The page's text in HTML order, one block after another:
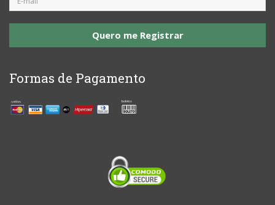
Quero me Registrar
Formas de Pagamento